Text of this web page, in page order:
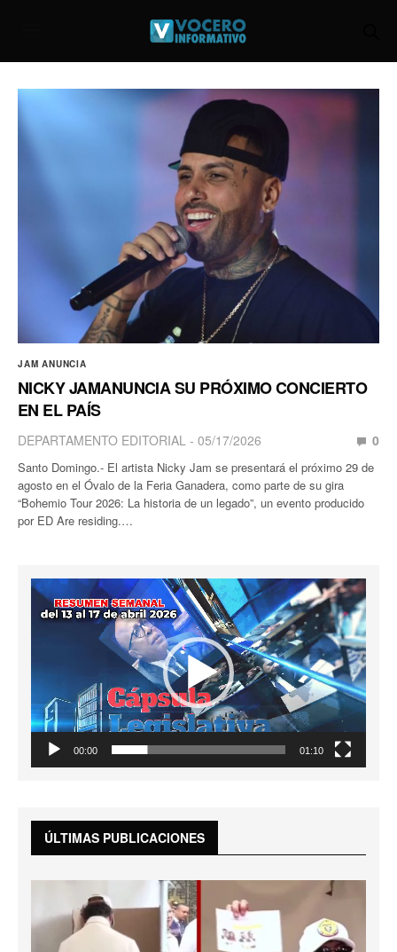
JAM ANUNCIA
NICKY JAMANUNCIA SU PRÓXIMO CONCIERTO
EN EL PAÍS
DEPARTAMENTO EDITORIAL 05/17/2026 0
Santo Domingo.- El artista Nicky Jam se presentará el próximo 29 de
agosto en el Óvalo de la Feria Ganadera, como parte de su gira
“Bohemio Tour 2026: La historia de un legado”, un evento producido
por ED Are residing.…
Reproductor
vídeo
00:00 01:10
ÚLTIMAS PUBLICACIONES